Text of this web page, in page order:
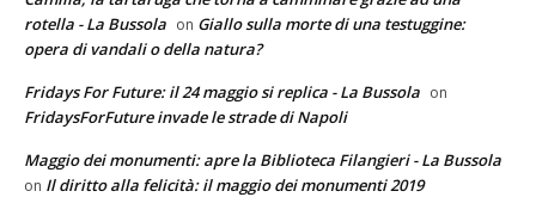
rotella - La Bussola on Giallo sulla morte di una testuggine:
opera di vandali o della natura?
Fridays For Future: il 24 maggio si replica - La Bussola on
FridaysForFuture invade le strade di Napoli
Maggio dei monumenti: apre la Biblioteca Filangieri - La Bussola
on Il diritto alla felicità: il maggio dei monumenti 2019